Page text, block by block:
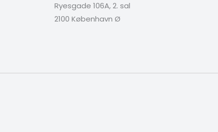
Ryesgade 106A, 2. sal
2100 København Ø